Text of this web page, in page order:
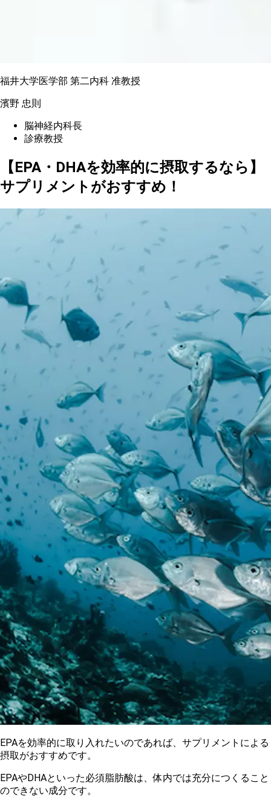
福井大学医学部 第二内科 准教授
濱野 忠則
脳神経内科長
診療教授
【EPA・DHAを効率的に摂取するなら】
サプリメントがおすすめ！
EPAを効率的に取り入れたいのであれば、サプリメントによる
摂取がおすすめです。
EPAやDHAといった必須脂肪酸は、体内では充分につくること
のできない成分です。